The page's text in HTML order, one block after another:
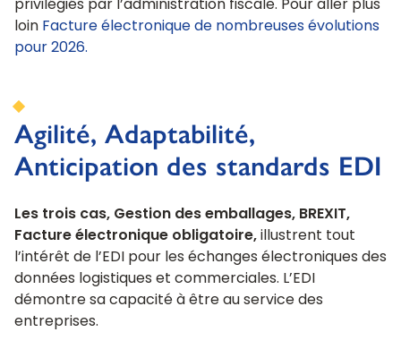
privilégiés par l’administration fiscale. Pour aller plus
loin Facture électronique de nombreuses évolutions
pour 2026.
Agilité, Adaptabilité,
Anticipation des standards EDI
Les trois cas, Gestion des emballages, BREXIT,
Facture électronique obligatoire, illustrent tout
l’intérêt de l’EDI pour les échanges électroniques des
données logistiques et commerciales. L’EDI
démontre sa capacité à être au service des
entreprises.